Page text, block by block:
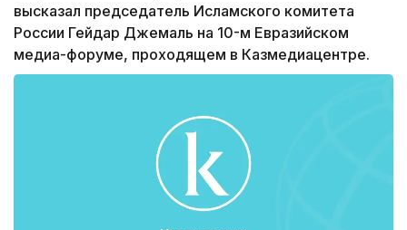
высказал председатель Исламского комитета
России Гейдар Джемаль на 10-м Евразийском
медиа-форуме, проходящем в Казмедиацентре.